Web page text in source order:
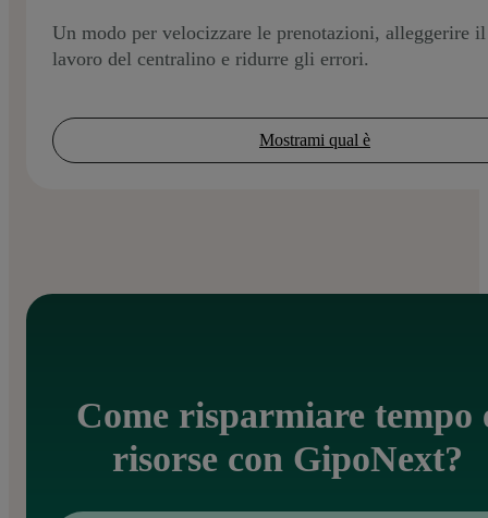
Un modo per velocizzare le prenotazioni, alleggerire il
lavoro del centralino e ridurre gli errori.
Mostrami qual è
Come risparmiare tempo
risorse con GipoNext?